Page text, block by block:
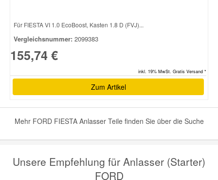
Für FIESTA VI 1.0 EcoBoost, Kasten 1.8 D (FVJ)...
Vergleichsnummer: 2099383
155,74 €
inkl. 19% MwSt. Gratis Versand *
Zum Artikel
Mehr FORD FIESTA Anlasser Teile finden Sie über die Suche
Unsere Empfehlung für Anlasser (Starter)
FORD